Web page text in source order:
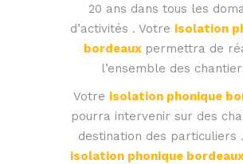
20 ans dans tous les
d’activités . Votre isolation
bordeaux permettra de
l’ensemble des
Votre isolation phonique
pourra intervenir sur des
destination des particuliers
isolation phonique